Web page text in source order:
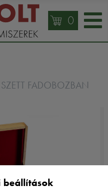
0
FADOBOZBAN
beállítások